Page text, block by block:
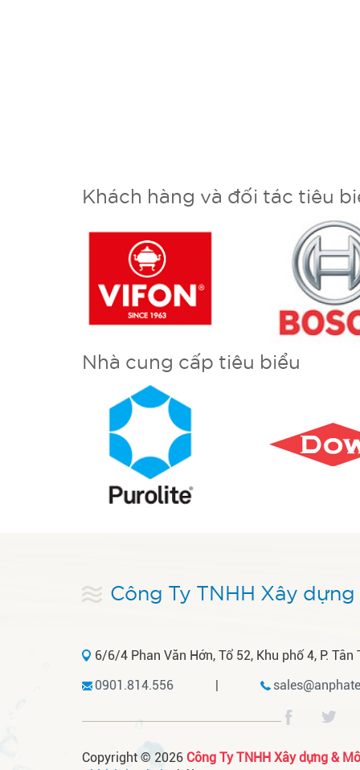
Khách hàng và đối tác tiêu
Nhà cung cấp tiêu biểu
Công Ty TNHH Xây
6/6/4 Phan Văn Hớn, Tổ 52, Khu phố 4, P. Tân
0901.814.556
|
Copyright © 2026 Công Ty TNHH Xây dựng &